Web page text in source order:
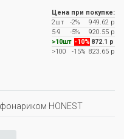
Цена при покупке:
2шт
-2%
949.62 р
5-9
-5%
920.55 р
>10шт -10% 872.1 р
>100
-15% 823.65 р
HONEST